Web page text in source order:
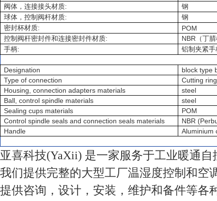
阀体，连接接头材质:
钢
球体，控制阀杆材质:
钢
密封杯材质: POM
控制阀杆密封件和连接密封件材质: NBR （丁
手柄: 铝制夹紧
Designation
block type
Type of connection
Cutting ring
Housing, connection adapters materials
steel
Ball, control spindle materials
steel
Sealing cups materials
POM
Control spindle seals and connection seals materials
NBR
Handle
Aluminium
亚喜科技(YaXii) 是一家服务于工业暖通自
我们提供完整的大型工厂温湿度控制和空
提供咨询，设计，安装，维护和备件等各